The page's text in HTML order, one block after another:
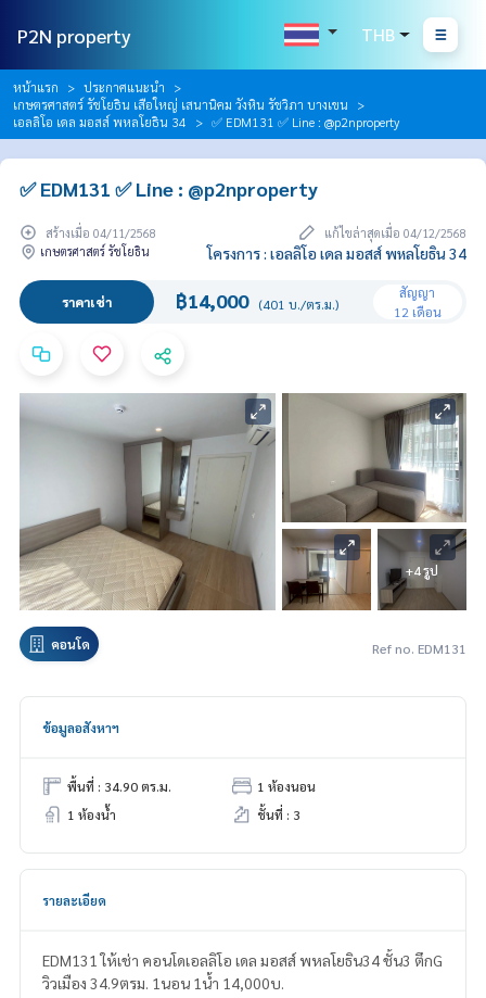
P2N property THB
หน้าแรก
ประกาศแนะนำ
เกษตรศาสตร์ รัชโยธิน เสือใหญ่ เสนานิคม วังหิน รัชวิภา บางเขน
เอลลิโอ เดล มอสส์ พหลโยธิน 34
✅ EDM131 ✅ Line : @p2nproperty
✅ EDM131 ✅ Line : @p2nproperty
สร้างเมื่อ 04/11/2568
แก้ไขล่าสุดเมื่อ 04/12/2568
เกษตรศาสตร์ รัชโยธิน
โครงการ : เอลลิโอ เดล มอสส์ พหลโยธิน 34
ราคาเช่า ฿14,000 (401 บ./ตร.ม.)
สัญญา
12 เดือน
+4 รูป
คอนโด Ref no. EDM131
ข้อมูลอสังหาฯ
พื้นที่ : 34.90 ตร.ม.
1 ห้องนอน
1 ห้องน้ำ
ชั้นที่ : 3
รายละเอียด
EDM131 ให้เช่า คอนโดเอลลิโอ เดล มอสส์ พหลโยธิน34 ชั้น3 ตึกG
วิวเมือง 34.9ตรม. 1นอน 1น้ำ 14,000บ.